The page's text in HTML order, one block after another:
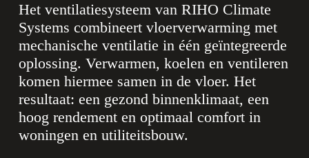
Het ventilatiesysteem van RIHO Climate
Systems combineert vloerverwarming met
mechanische ventilatie in één geïntegreerde
oplossing. Verwarmen, koelen en ventileren
komen hiermee samen in de vloer. Het
resultaat: een gezond binnenklimaat, een
hoog rendement en optimaal comfort in
woningen en utiliteitsbouw.